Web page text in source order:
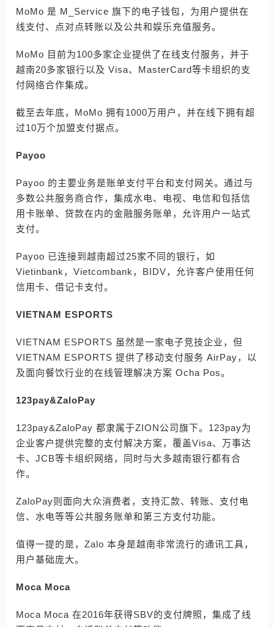
MoMo 是 M_Service 旗下的电子钱包，为用户提供在
线支付、点对点转账以及公共和娱乐充值服务。
MoMo 目前为100多家企业提供了在线支付服务，并于
越南20多家银行以及 Visa、MasterCard等卡组织的支
付网络合作集成。
截至去年底，MoMo 拥有1000万用户，并在线下拥有超
过10万个加盟支付据点。
Payoo
Payoo 的主要业务是账单支付平台和支付网关。通过与
多数公共服务商合作，集成水电、电视、电信和包括信
用卡账单、贷款在内的金融服务账单，允许用户一站式
支付。
Payoo 已连接到越南超过25家不同的银行，如
Vietinbank，Vietcombank，BIDV，允许客户使用任何
信用卡、借记卡支付。
VIETNAM ESPORTS
VIETNAM ESPORTS 虽然是一家电子竞技企业，但
VIETNAM ESPORTS 提供了移动支付服务 AirPay，以
及面向餐饮行业的在线管理解决方案 Ocha Pos。
123pay&ZaloPay
123pay&ZaloPay 都隶属于ZION公司旗下。123pay为
企业客户提供完整的支付解决方案，覆盖Visa、万事达
卡、JCB等卡组织网络，同时与大多越南银行都有合
作。
ZaloPay则面向大众消费者，支持汇款、转账、支付电
信、水电等等公共服务账单和第三方支付功能。
值得一提的是，Zalo 本身是越南非常流行的通讯工具，
用户基础庞大。
Moca Moca
Moca Moca 在2016年获得SBV的支付牌照，集成了线